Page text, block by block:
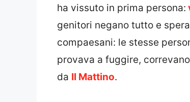
ha vissuto in prima persona:
genitori negano tutto e
compaesani: le stesse
provava a fuggire,
da Il Mattino.